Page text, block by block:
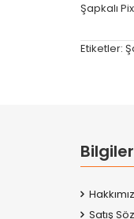
Şapkalı
Etiketler:
Bilgiler
Satış